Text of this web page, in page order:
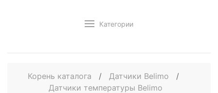
Категории
Корень каталога / Датчики Belimo
/
Датчики температуры Belimo